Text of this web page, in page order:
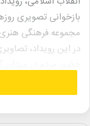
مجموعه فرهنگی
در این رویداد،
برای نخستین‌بار به
نمایش آثار آرشیوی
برج آزادی در فضای